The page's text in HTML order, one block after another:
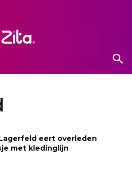
eert overleden
met kledinglijn